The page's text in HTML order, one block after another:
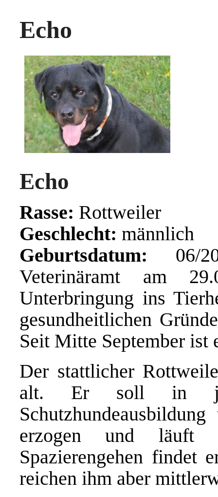
Echo
Echo
Rasse: Rottweiler
Geschlecht: männlich
Geburtsdatum: 06/
Veterinäramt am
Unterbringung ins
gesundheitlichen
Seit Mitte September ist
Der stattlicher
alt. Er soll in
erzogen und läuft
Spazierengehen findet
reichen ihm aber